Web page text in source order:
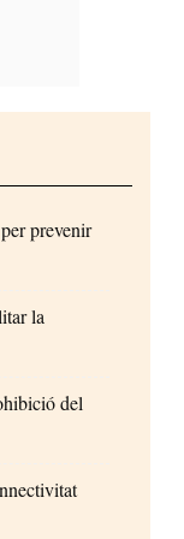
prevenir
la
del